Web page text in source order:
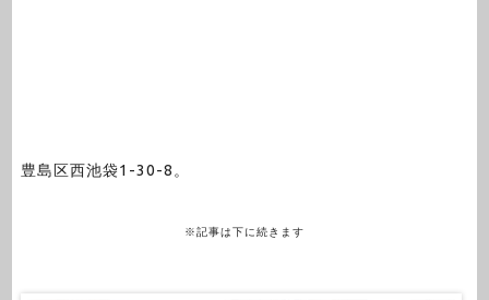
豊島区西池袋1-30-8。
※記事は下に続きます